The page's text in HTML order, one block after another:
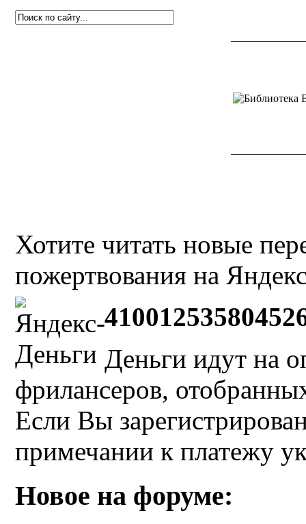
Хотите читать новые
пожертвования на
Деньги идут на
фрилансеров,
Если Вы
примечании к платежу
Новое на форуме: